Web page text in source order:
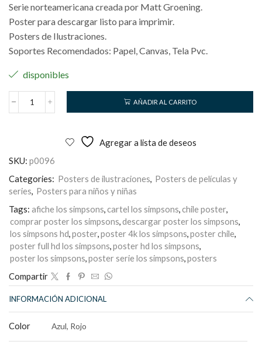
Serie norteamericana creada por Matt Groening.
Poster para descargar listo para imprimir.
Posters de Ilustraciones.
Soportes Recomendados: Papel, Canvas, Tela Pvc.
disponibles
Los
AÑADIR AL CARRITO
Agregar a lista de deseos
SKU: p0096
Categories: Posters de ilustraciones Posters de películas y
series Posters para niños y niñas
Tags: afiche los simpsons cartel los simpsons chile poster
comprar poster los simpsons descargar poster los simpsons
los simpsons hd poster poster 4k los simpsons poster chile
poster full hd los simpsons poster hd los simpsons
poster los simpsons poster serie los simpsons posters
Compartir
INFORMACIÓN ADICIONAL
Color Azul, Rojo